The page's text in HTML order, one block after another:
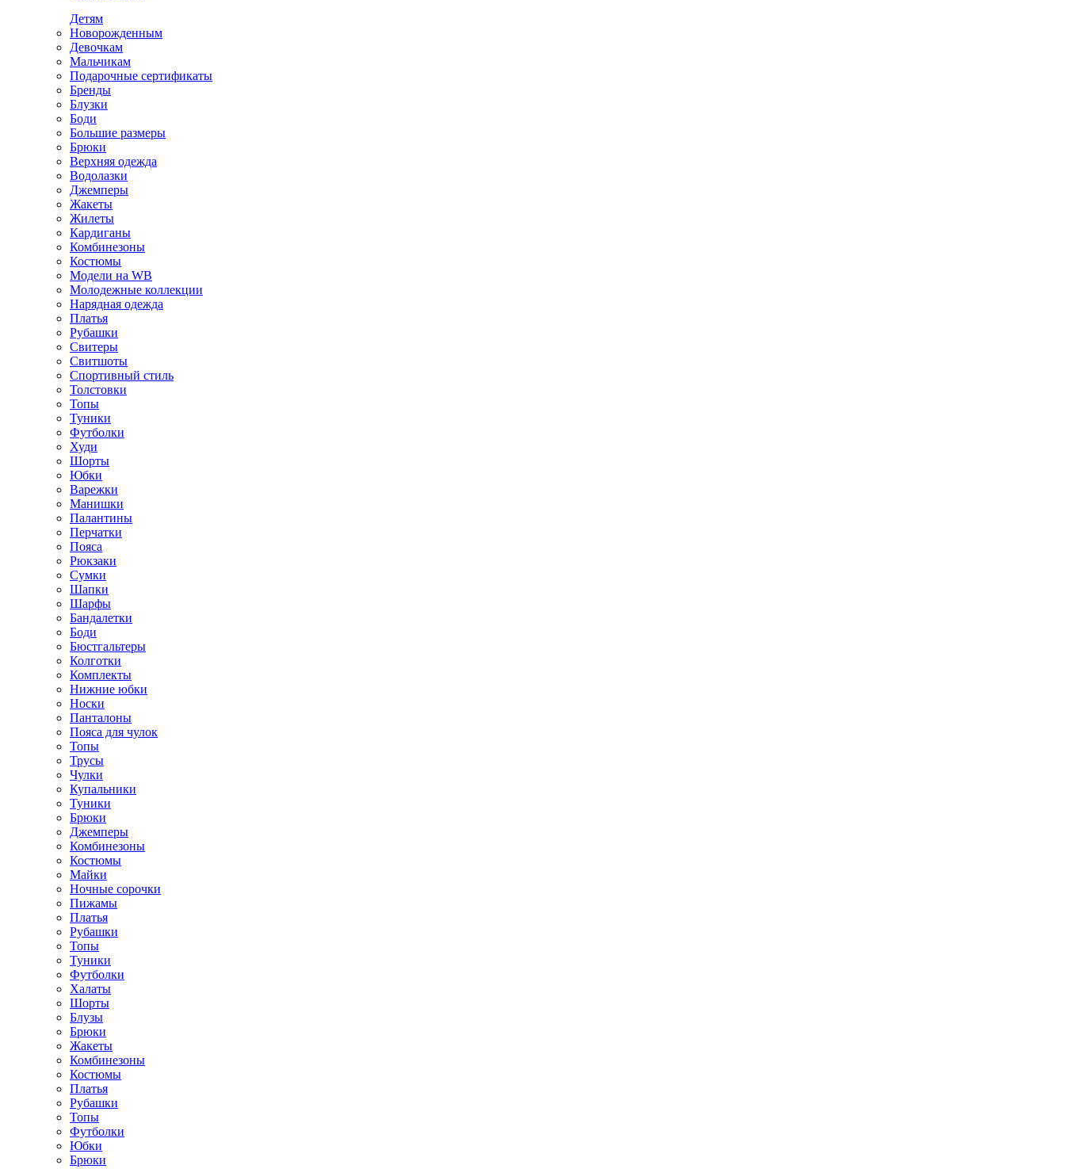
Детям
Новорожденным
Девочкам
Мальчикам
Подарочные сертификаты
Бренды
Блузки
Боди
Большие размеры
Брюки
Верхняя одежда
Водолазки
Джемперы
Жакеты
Жилеты
Кардиганы
Комбинезоны
Костюмы
Модели на WB
Молодежные коллекции
Нарядная одежда
Платья
Рубашки
Свитеры
Свитшоты
Спортивный стиль
Толстовки
Топы
Туники
Футболки
Худи
Шорты
Юбки
Варежки
Манишки
Палантины
Перчатки
Пояса
Рюкзаки
Сумки
Шапки
Шарфы
Бандалетки
Боди
Бюстгальтеры
Колготки
Комплекты
Нижние юбки
Носки
Панталоны
Поясa для чулок
Топы
Трусы
Чулки
Купальники
Туники
Брюки
Джемперы
Комбинезоны
Костюмы
Майки
Ночные сорочки
Пижамы
Платья
Рубашки
Топы
Туники
Футболки
Халаты
Шорты
Блузы
Брюки
Жакеты
Комбинезоны
Костюмы
Платья
Рубашки
Топы
Футболки
Юбки
Брюки